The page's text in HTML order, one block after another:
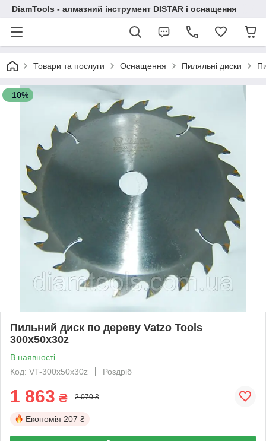
DiamTools - алмазний інструмент DISTAR і оснащення
Товари та послуги Оснащення Пиляльні диски
–10%
Пильний диск по дереву Vatzo Tools
300х50х30z
В наявності
Код: VT-300x50x30z
Роздріб
1 863 ₴ 2 070 ₴
Економія 207 ₴